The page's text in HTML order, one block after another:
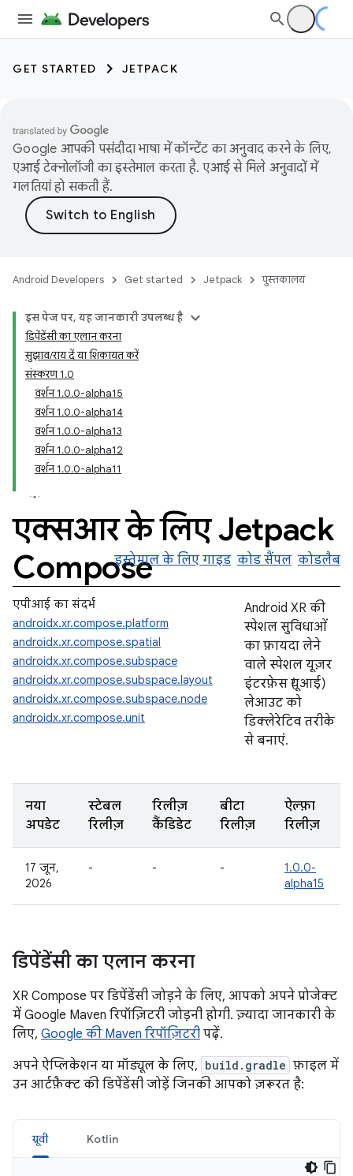
GET STARTED JETPACK
Google आपकी पसंदीदा भाषा में कॉन्टेंट का अनुवाद करने के लिए,
एआई टेक्नोलॉजी का इस्तेमाल करता है. एआई से मिले अनुवादों में
गलतियां हो सकती हैं.
Android Developers Get started Jetpack पुस्तकालय
इस पेज पर, यह जानकारी उपलब्ध है
डिपेंडेंसी का एलान करना
सुझाव/राय दें या शिकायत करें
संस्करण 1.0
वर्शन 1.0.0-alpha15
वर्शन 1.0.0-alpha14
वर्शन 1.0.0-alpha13
वर्शन 1.0.0-alpha12
वर्शन 1.0.0-alpha11
एक्सआर के लिए Jetpack
Composeइस्तेमाल के लिए गाइड कोड सैंपल कोडलैब
एपीआई का संदर्भ
androidx.xr.compose.platform
androidx.xr.compose.spatial
androidx.xr.compose.subspace
androidx.xr.compose.subspace.layout
androidx.xr.compose.subspace.node
androidx.xr.compose.unit
Android XR की
स्पेशल सुविधाओं
का फ़ायदा लेने
वाले स्पेशल यूज़र
इंटरफ़ेस (यूआई)
लेआउट को
डिक्लेरेटिव तरीके
से बनाएं.
नया
अपडेट
स्टेबल
रिलीज़
रिलीज़
कैंडिडेट
बीटा
रिलीज़
ऐल्फ़ा
रिलीज़
17 जून,
2026
- - -
1.0.0-
alpha15
डिपेंडेंसी का एलान करना
XR Compose पर डिपेंडेंसी जोड़ने के लिए, आपको अपने प्रोजेक्ट
में Google Maven रिपॉज़िटरी जोड़नी होगी. ज़्यादा जानकारी के
लिए, Google की Maven रिपॉज़िटरी पढ़ें.
अपने ऐप्लिकेशन या मॉड्यूल के लिए, build.gradle फ़ाइल में
उन आर्टफ़ैक्ट की डिपेंडेंसी जोड़ें जिनकी आपको ज़रूरत है:
ग्रूवी Kotlin